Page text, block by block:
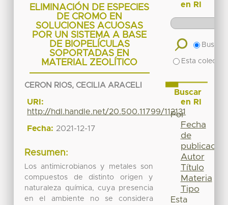
ELIMINACIÓN DE ESPECIES
DE CROMO EN
SOLUCIONES ACUOSAS
POR UN SISTEMA A BASE
DE BIOPELÍCULAS
SOPORTADAS EN
MATERIAL ZEOLÍTICO
CERON RIOS, CECILIA ARACELI
URI:
http://hdl.handle.net/20.500.11799/112131
Fecha: 2021-12-17
Resumen:
Los antimicrobianos y metales son
compuestos de distinto origen y
naturaleza química, cuya presencia
en el ambiente no se considera
en RI
Buscar
Esta
Buscar
en RI
Por
Fecha
de
publicación
Autor
Título
Materia
Tipo
Esta